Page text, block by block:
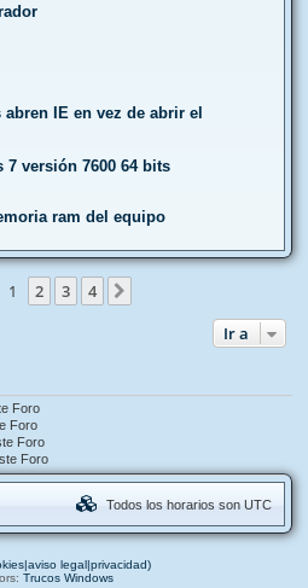
IE en vez de abrir el
versión 7600 64 bits
ram del equipo
1 2 3 4
Ir a
Foro
Foro
Foro
Foro
Todos los horarios son UTC
legal|privacidad)
Trucos Windows